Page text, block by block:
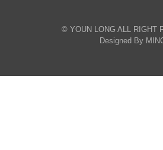
©︎ YOUN LONG ALL RIGHT
Designed By